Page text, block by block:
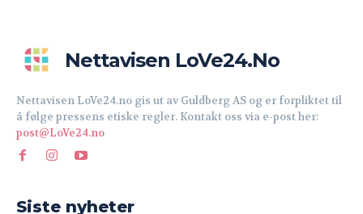
Nettavisen LoVe24.no
Nettavisen LoVe24.no gis ut av Guldberg AS og er forpliktet til
å følge pressens etiske regler. Kontakt oss via e-post her:
post@LoVe24.no
Siste nyheter